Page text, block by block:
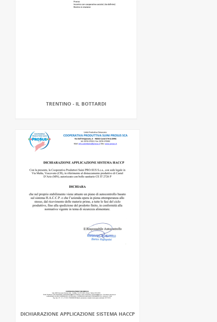
TRENTINO - IL BOTTARDI
DICHIARAZIONE APPLICAZIONE SISTEMA HACCP